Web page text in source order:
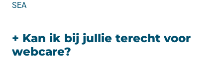
SEA
+ Kan ik bij jullie terecht voor
webcare?